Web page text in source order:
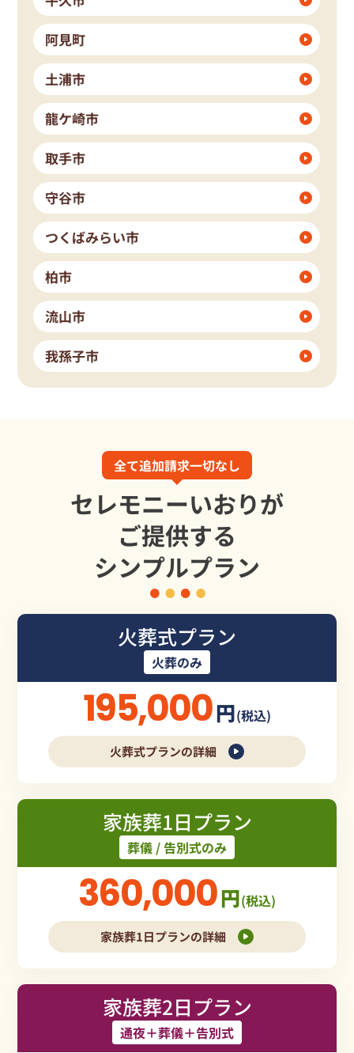
阿見町
土浦市
龍ケ崎市
取手市
守谷市
つくばみらい市
柏市
流山市
我孫子市
全て追加請求一切なし
セレモニーいおりが
ご提供する
シンプルプラン
火葬式プラン
火葬のみ
195,000円(税込)
火葬式プランの詳細
家族葬1日プラン
葬儀 / 告別式のみ
360,000円(税込)
家族葬1日プランの詳細
家族葬2日プラン
通夜＋葬儀＋告別式